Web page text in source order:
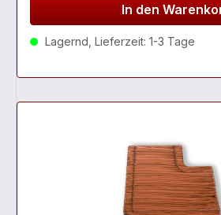
In den
Lagernd, Lieferzeit: 1-3 Tage